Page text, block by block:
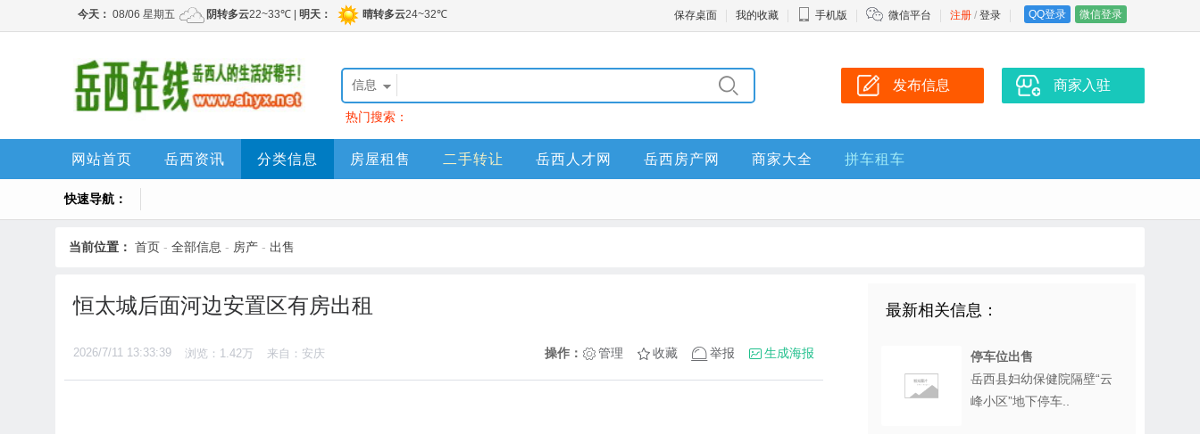
注册 / 登录 QQ登录 微信登录
保存桌面 我的收藏 手机版 微信平台
信息
热门搜索：
发布信息 商家入驻
网站首页 岳西资讯 分类信息 房屋租售 二手转让 岳西人才网 岳西房产网 商家大全 拼车租车
快速导航：
当前位置： 首页 - 全部信息 - 房产 - 出售
恒太城后面河边安置区有房出租
2026/7/11 13:33:39 浏览：1.42万 来自：安庆 操作： 管理 收藏 举报 生成海报
最新相关信息：
停车位出售
岳西县妇幼保健院隔壁“云
峰小区”地下停车..